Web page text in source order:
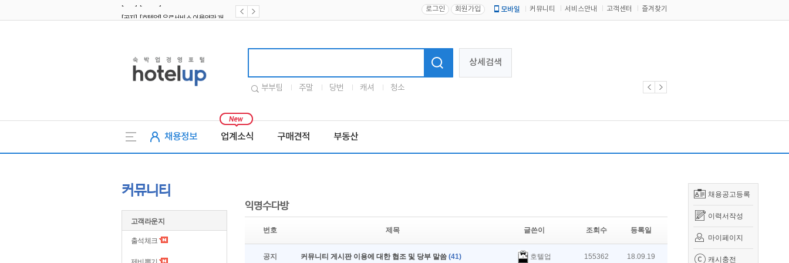
로그인 회원가입 모바일 커뮤니티 서비스안내 고객센터 즐겨찾기
상세검색
부부팀 주말 당번 캐셔 청소
채용정보 업계소식 구매견적 부동산
채용공고등록
이력서작성
마이페이지
캐시충전
커뮤니티
고객라운지
출석체크
익명수다방
번호 제목 글쓴이 조회수 등록일
공지 커뮤니티 게시판 이용에 대한 협조 및 당부 말씀 (41) 호텔업 155362 18.09.19